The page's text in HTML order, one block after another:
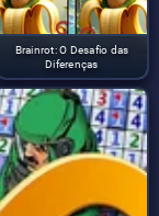
Brainrot: O Desafio das
Diferenças